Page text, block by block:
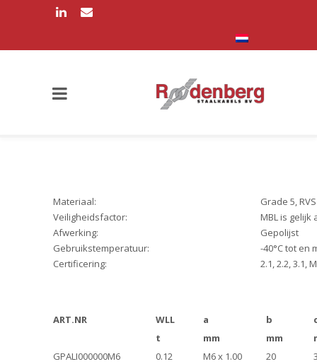
Materiaal:
Grade 5,
Veiligheidsfactor:
MBL is gelijk
Afwerking:
Gepolijst
Gebruikstemperatuur:
-40°C tot en
Certificering:
2.1, 2.2, 3.1,
ART.NR WLL a b
t
mm mm
GPALI000000M6
0.12 M6 x 1.00 20